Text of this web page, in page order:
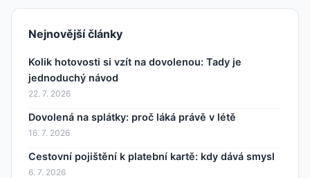
Nejnovější články
Kolik hotovosti si vzít na dovolenou: Tady je
jednoduchý návod
22. 7. 2026
Dovolená na splátky: proč láká právě v létě
16. 7. 2026
Cestovní pojištění k platební kartě: kdy dává smysl
6. 7. 2026